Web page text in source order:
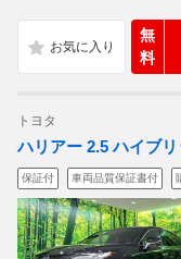
無
料
トヨタ
ハリアー 2.5 ハイブ
保証付 車両品質保証書付